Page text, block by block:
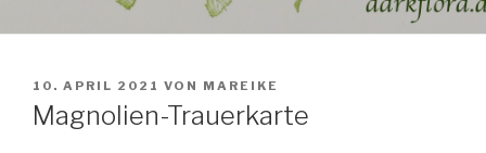
VERÖFFENTLICHT
AM
10. APRIL 2021 VON MAREIKE
Magnolien-Trauerkarte